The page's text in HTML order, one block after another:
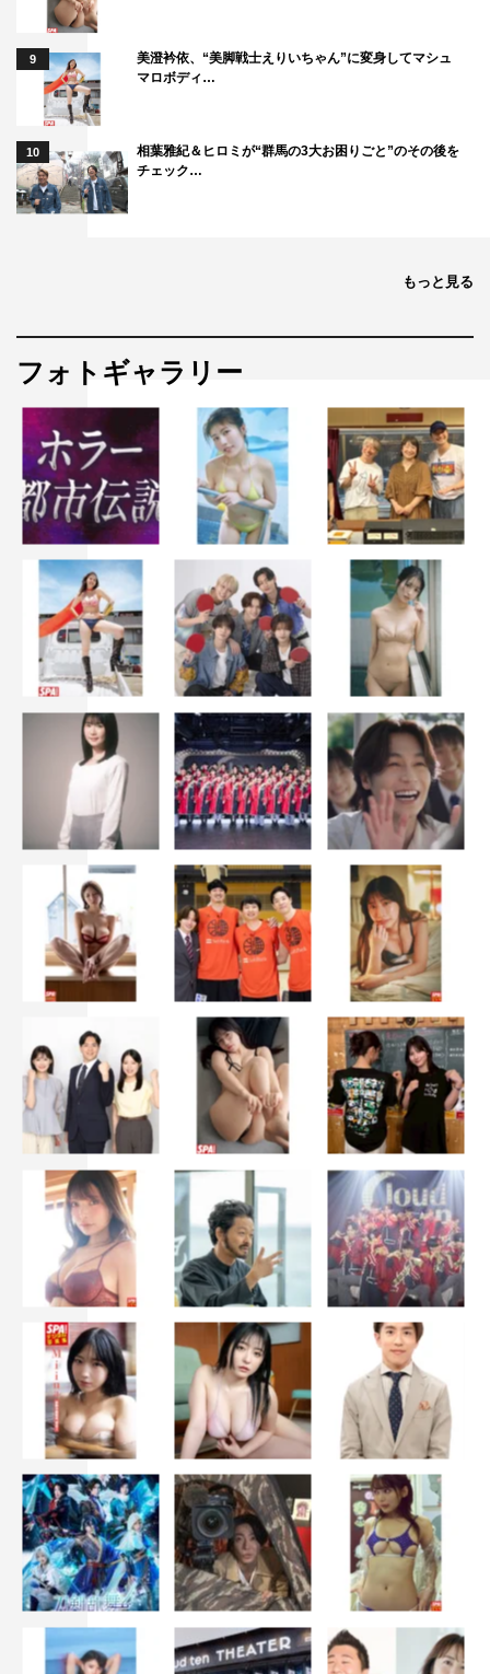
9
美澄衿依、“美脚戦士えりいちゃん”に変身してマシュ
マロボディ…
10
相葉雅紀＆ヒロミが“群馬の3大お困りごと”のその後を
チェック…
もっと見る
フォトギャラリー